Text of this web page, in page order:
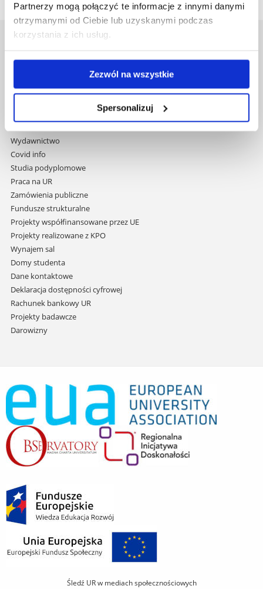
Partnerzy mogą połączyć te informacje z innymi danymi
otrzymanymi od Ciebie lub uzyskanymi podczas
korzystania z ich usług.
Zezwól na wszystkie
Spersonalizuj
Al. Tadeusza Rejtana 16C
35-959 Rzeszów
Pomiń
przejdź
do
treści
Wydawnictwo
Covid info
Studia podyplomowe
Praca na UR
Zamówienia publiczne
Fundusze strukturalne
Projekty współfinansowane przez UE
Projekty realizowane z KPO
Wynajem sal
Domy studenta
Dane kontaktowe
Deklaracja dostępności cyfrowej
Rachunek bankowy UR
Projekty badawcze
Darowizny
Śledź UR w mediach społecznościowych